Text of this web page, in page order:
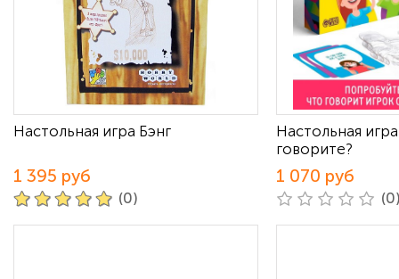
Настольная игра Бэнг
1 395 руб
(0)
Настольная
говорите?
1 070 руб